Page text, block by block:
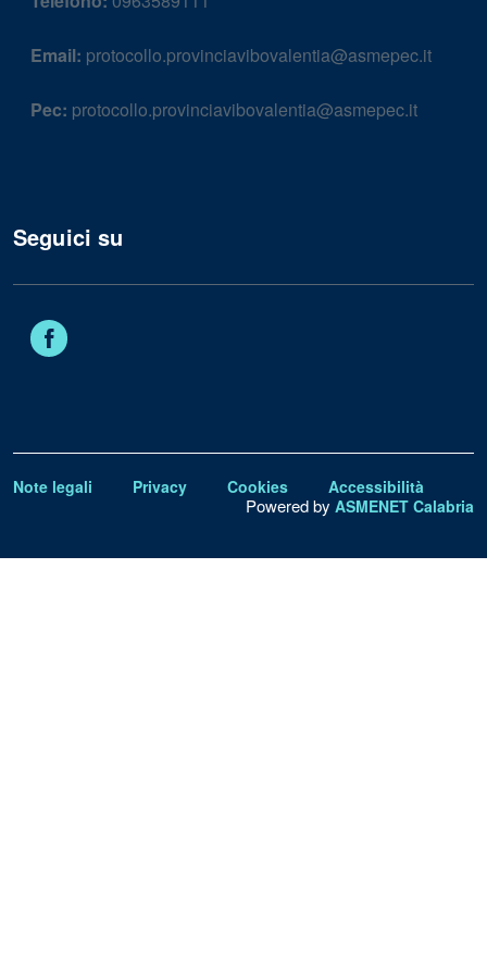
Email: protocollo.provinciavibovalentia@asmepec.it
Pec: protocollo.provinciavibovalentia@asmepec.it
Seguici su
Note legali Privacy Cookies Accessibilità
Powered by ASMENET Calabria